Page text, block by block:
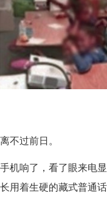
过前日。
响了，看了眼来电显
用着生硬的藏式普通